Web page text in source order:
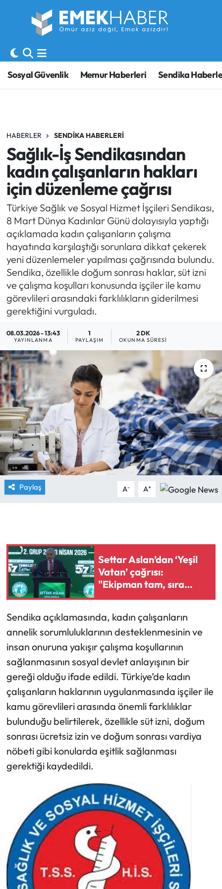
Sosyal Güvenlik Memur Haberleri Sendika
HABERLER SENDIKA HABERLERI
Sağlık-İş Sendikasından
kadın çalışanların hakları
için düzenleme çağrısı
Türkiye Sağlık ve Sosyal Hizmet İşçileri Sendikası,
8 Mart Dünya Kadınlar Günü dolayısıyla yaptığı
açıklamada kadın çalışanların çalışma
hayatında karşılaştığı sorunlara dikkat çekerek
yeni düzenlemeler yapılması çağrısında bulundu.
Sendika, özellikle doğum sonrası haklar, süt izni
ve çalışma koşulları konusunda işçiler ile kamu
görevlileri arasındaki farklılıkların giderilmesi
gerektiğini vurguladı.
08.03.2026 - 13:43
YAYINLANMA
1
PAYLAŞIM
2 DK
OKUNMA SÜRESI
Paylaş A- A+
Settar Aslan’dan ‘Yeşil
Vatan’ çağrısı:
"Ekipman tam, sıra
personelde!"
Sendika açıklamasında, kadın çalışanların
annelik sorumluluklarının desteklenmesinin ve
insan onuruna yakışır çalışma koşullarının
sağlanmasının sosyal devlet anlayışının bir
gereği olduğu ifade edildi. Türkiye’de kadın
çalışanların haklarının uygulanmasında işçiler ile
kamu görevlileri arasında önemli farklılıklar
bulunduğu belirtilerek, özellikle süt izni, doğum
sonrası ücretsiz izin ve doğum sonrası vardiya
nöbeti gibi konularda eşitlik sağlanması
gerektiği kaydedildi.
Sosyal Güvenlik
Sendika
SORU-CEVAP
Memur
Emekli
İşveren
İş Fırsatları
Yargı Kararları
Araştırma-Rapor
Hava Durumu
Trafik Durumu
Süper Lig Puan Durumu ve Fikstür
Son Dakika Haberleri
Haber Arşivi